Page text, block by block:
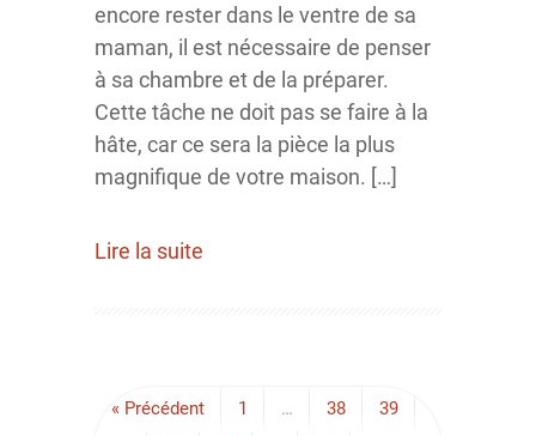
encore rester dans le ventre de sa
maman, il est nécessaire de penser
à sa chambre et de la préparer.
Cette tâche ne doit pas se faire à la
hâte, car ce sera la pièce la plus
magnifique de votre maison. […]
Lire la suite
« Précédent 1 … 38 39